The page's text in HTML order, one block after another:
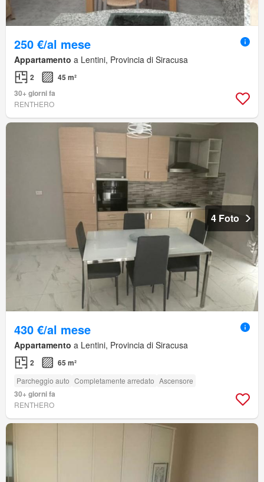
250 €/al mese
Appartamento a Lentini, Provincia di Siracusa
2
45 m²
30+ giorni fa
RENTHERO
4 Foto
430 €/al mese
Appartamento a Lentini, Provincia di Siracusa
2 65 m²
Parcheggio auto Completamente arredato Ascensore
30+ giorni fa
RENTHERO